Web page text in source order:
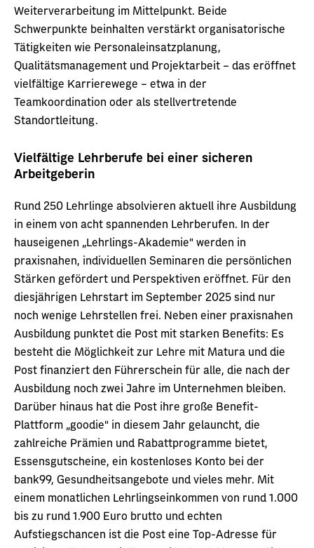
Weiterverarbeitung im Mittelpunkt. Beide
Schwerpunkte beinhalten verstärkt organisatorische
Tätigkeiten wie Personaleinsatzplanung,
Qualitätsmanagement und Projektarbeit – das eröffnet
vielfältige Karrierewege – etwa in der
Teamkoordination oder als stellvertretende
Standortleitung.
Vielfältige Lehrberufe bei einer sicheren
Arbeitgeberin
Rund 250 Lehrlinge absolvieren aktuell ihre Ausbildung
in einem von acht spannenden Lehrberufen. In der
hauseigenen „Lehrlings-Akademie" werden in
praxisnahen, individuellen Seminaren die persönlichen
Stärken gefördert und Perspektiven eröffnet. Für den
diesjährigen Lehrstart im September 2025 sind nur
noch wenige Lehrstellen frei. Neben einer praxisnahen
Ausbildung punktet die Post mit starken Benefits: Es
besteht die Möglichkeit zur Lehre mit Matura und die
Post finanziert den Führerschein für alle, die nach der
Ausbildung noch zwei Jahre im Unternehmen bleiben.
Darüber hinaus hat die Post ihre große Benefit-
Plattform „goodie" in diesem Jahr gelauncht, die
zahlreiche Prämien und Rabattprogramme bietet,
Essensgutscheine, ein kostenloses Konto bei der
bank99, Gesundheitsangebote und vieles mehr. Mit
einem monatlichen Lehrlingseinkommen von rund 1.000
bis zu rund 1.900 Euro brutto und echten
Aufstiegschancen ist die Post eine Top-Adresse für